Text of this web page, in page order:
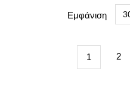
Εμφάνιση
1 2